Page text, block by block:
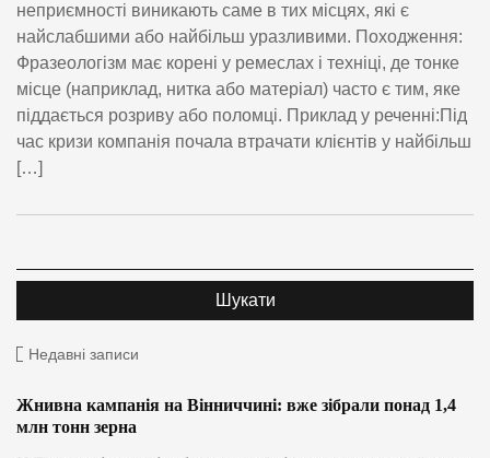
неприємності виникають саме в тих місцях, які є
найслабшими або найбільш уразливими. Походження:
Фразеологізм має корені у ремеслах і техніці, де тонке
місце (наприклад, нитка або матеріал) часто є тим, яке
піддається розриву або поломці. Приклад у реченні:Під
час кризи компанія почала втрачати клієнтів у найбільш
[…]
Недавні записи
Жнивна кампанія на Вінниччині: вже зібрали понад 1,4
млн тонн зерна